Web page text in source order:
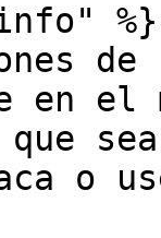
%}
de
en el
o